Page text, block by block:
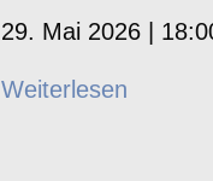
29. Mai 2026 |
Weiterlesen